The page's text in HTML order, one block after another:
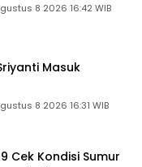
8 2026 16:42 WIB
Masuk
8 2026 16:31 WIB
Cek Kondisi Sumur